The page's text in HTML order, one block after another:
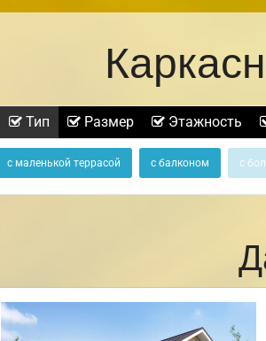
Тип Размер Этажность
с маленькой террасой с балконом с